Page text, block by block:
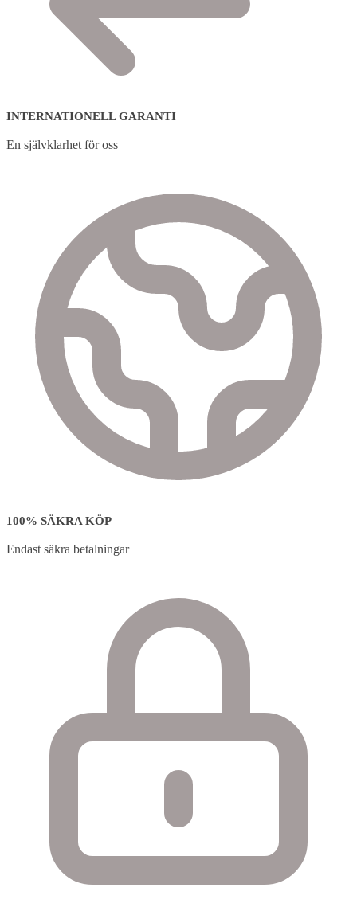
INTERNATIONELL GARANTI
En självklarhet för oss
100% SÄKRA KÖP
Endast säkra betalningar